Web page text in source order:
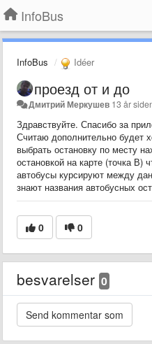
InfoBus
InfoBus Idéer
проезд от и до
Дмитрий Меркушев 13 år
Здравствуйте. Спасибо за
Считаю дополнительно будет
выбрать остановку по месту
остановкой на карте (точка В)
автобусы курсируют между
знают названия автобусных
0 0
besvarelser 0